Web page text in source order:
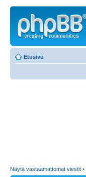
Etusivu
Näytä vastaamattomat viestit •